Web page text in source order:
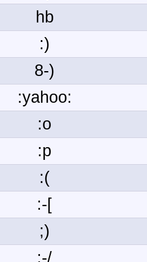
hb
:)
8-)
:yahoo:
:o
:p
:(
:-[
;)
:-/